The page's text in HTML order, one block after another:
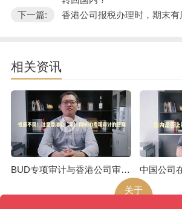
下一篇:
香港公司报税办理时，期末
相关资讯
BUD专项审计与香港公司审计是不一样的
关于